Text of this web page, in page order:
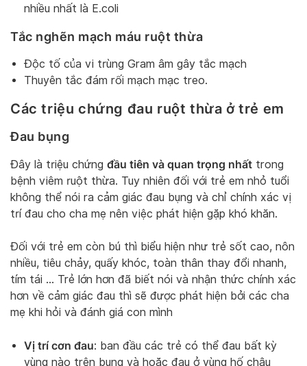
nhiều nhất là E.coli
Tắc nghẽn mạch máu ruột thừa
Độc tố của vi trùng Gram âm gây tắc mạch
Thuyên tắc đám rối mạch mạc treo.
Các triệu chứng đau ruột thừa ở trẻ em
Đau bụng
Đây là triệu chứng đầu tiên và quan trọng nhất trong
bệnh viêm ruột thừa. Tuy nhiên đối với trẻ em nhỏ tuổi
không thể nói ra cảm giác đau bụng và chỉ chính xác vị
trí đau cho cha mẹ nên việc phát hiện gặp khó khăn.
Đối với trẻ em còn bú thì biểu hiện như trẻ sốt cao, nôn
nhiều, tiêu chảy, quấy khóc, toàn thân thay đổi nhanh,
tím tái … Trẻ lớn hơn đã biết nói và nhận thức chính xác
hơn về cảm giác đau thì sẽ được phát hiện bởi các cha
mẹ khi hỏi và đánh giá con mình
Vị trí cơn đau: ban đầu các trẻ có thể đau bất kỳ
vùng nào trên bụng và hoặc đau ở vùng hố chậu